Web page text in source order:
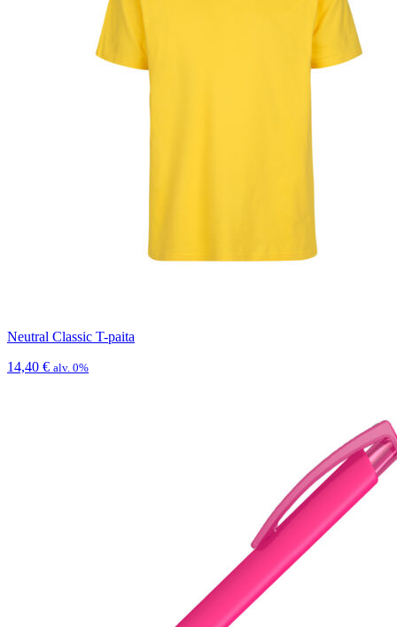
Neutral Classic T-paita
14,40 € alv. 0%